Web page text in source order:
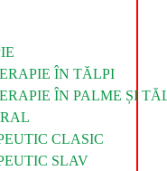
ÎN TĂLPI
ÎN PALME ȘI
CLASIC
SLAV